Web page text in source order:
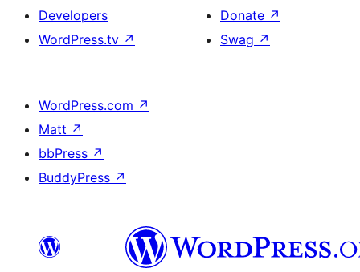
Developers
WordPress.tv ↗
Donate ↗
Swag ↗
WordPress.com ↗
Matt ↗
bbPress ↗
BuddyPress ↗